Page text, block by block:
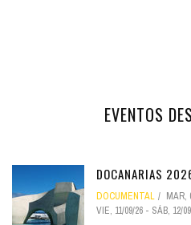
EVENTOS
DOCANARIAS
DOCUMENTAL MAR,
VIE, 11/09/26 - SÁB, 12/